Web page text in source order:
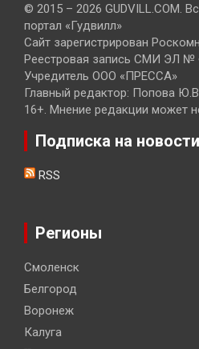
© 2015 – 2026 GUDVILL.COM.
портал «Гудвилл»
Сайт зарегистрирован
Реестровая запись СМИ ЭЛ №
Учредитель ООО «ПРЕССА»
Главный редактор: Попова
16+. Мнение редакции может
Подписка на новости
RSS
Регионы
Смоленск
Белгород
Воронеж
Калуга